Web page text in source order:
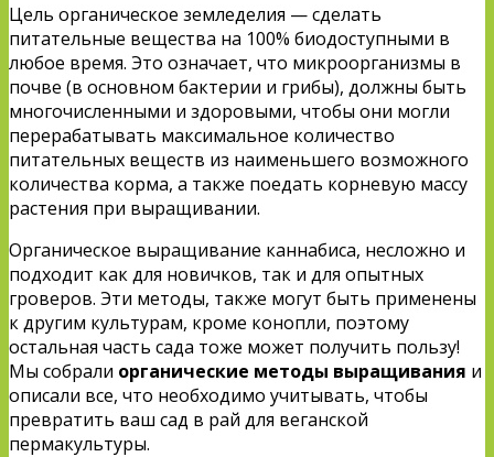
Цель органическое земледелия — сделать
питательные вещества на 100% биодоступными в
любое время. Это означает, что микроорганизмы в
почве (в основном бактерии и грибы), должны быть
многочисленными и здоровыми, чтобы они могли
перерабатывать максимальное количество
питательных веществ из наименьшего возможного
количества корма, а также поедать корневую массу
растения при выращивании.
Органическое выращивание каннабиса, несложно и
подходит как для новичков, так и для опытных
гроверов. Эти методы, также могут быть применены
к другим культурам, кроме конопли, поэтому
остальная часть сада тоже может получить пользу!
Мы собрали органические методы выращивания и
описали все, что необходимо учитывать, чтобы
превратить ваш сад в рай для веганской
пермакультуры.